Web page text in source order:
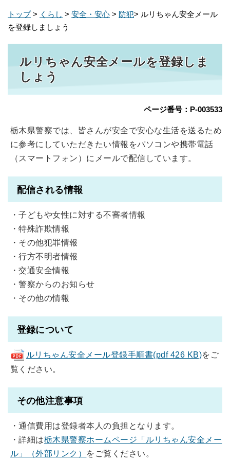
トップ> くらし > 安全・安心 > 防犯> ルリちゃん安全メール
を登録しましょう
ルリちゃん安全メールを登録しま
しょう
ページ番号：P-003533
栃木県警察では、皆さんが安全で安心な生活を送るため
に参考にしていただきたい情報をパソコンや携帯電話
（スマートフォン）にメールで配信しています。
配信される情報
・子どもや女性に対する不審者情報
・特殊詐欺情報
・その他犯罪情報
・行方不明者情報
・交通安全情報
・警察からのお知らせ
・その他の情報
登録について
ルリちゃん安全メール登録手順書(pdf 426 KB)をご
覧ください。
その他注意事項
・通信費用は登録者本人の負担となります。
・詳細は栃木県警察ホームページ「ルリちゃん安全メー
ル」（外部リンク） をご覧ください。